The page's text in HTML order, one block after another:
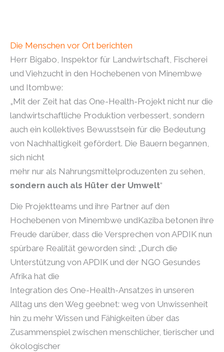
Die Menschen vor Ort berichten
Herr Bigabo, Inspektor für Landwirtschaft, Fischerei
und Viehzucht in den Hochebenen von Minembwe
und Itombwe:
„Mit der Zeit hat das One-Health-Projekt nicht nur die
landwirtschaftliche Produktion verbessert, sondern
auch ein kollektives Bewusstsein für die Bedeutung
von Nachhaltigkeit gefördert. Die Bauern begannen,
sich nicht
mehr nur als Nahrungsmittelproduzenten zu sehen,
sondern auch als Hüter der Umwelt“
Die Projektteams und ihre Partner auf den
Hochebenen von Minembwe undKaziba betonen ihre
Freude darüber, dass die Versprechen von APDIK nun
spürbare Realität geworden sind: „Durch die
Unterstützung von APDIK und der NGO Gesundes
Afrika hat die
Integration des One-Health-Ansatzes in unseren
Alltag uns den Weg geebnet: weg von Unwissenheit
hin zu mehr Wissen und Fähigkeiten über das
Zusammenspiel zwischen menschlicher, tierischer und
ökologischer